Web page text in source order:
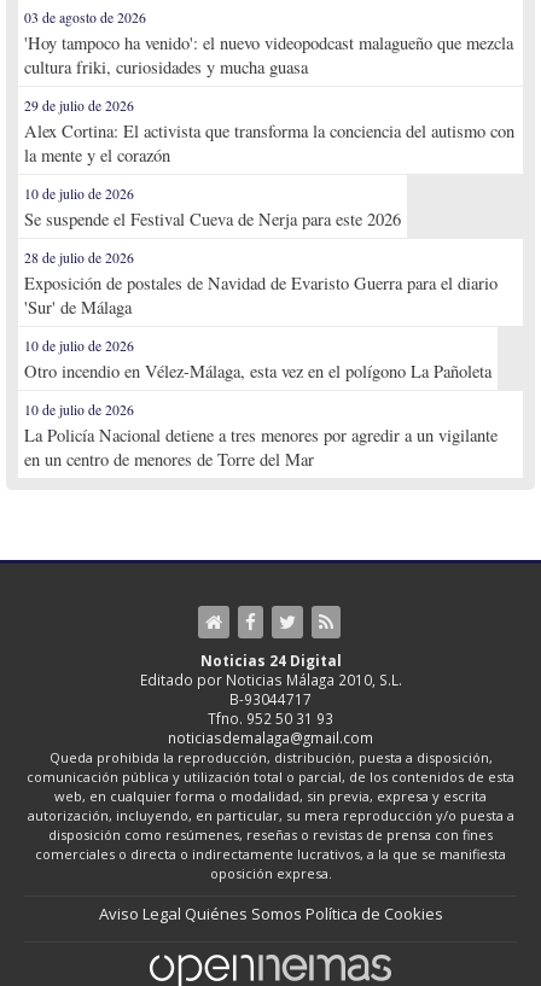
03 de agosto de 2026
'Hoy tampoco ha venido': el nuevo videopodcast malagueño que mezcla
cultura friki, curiosidades y mucha guasa
29 de julio de 2026
Alex Cortina: El activista que transforma la conciencia del autismo con
la mente y el corazón
10 de julio de 2026
Se suspende el Festival Cueva de Nerja para este 2026
28 de julio de 2026
Exposición de postales de Navidad de Evaristo Guerra para el diario
'Sur' de Málaga
10 de julio de 2026
Otro incendio en Vélez-Málaga, esta vez en el polígono La Pañoleta
10 de julio de 2026
La Policía Nacional detiene a tres menores por agredir a un vigilante
en un centro de menores de Torre del Mar
Noticias 24 Digital
Editado por Noticias Málaga 2010, S.L.
B-93044717
Tfno. 952 50 31 93
noticiasdemalaga@gmail.com
Queda prohibida la reproducción, distribución, puesta a disposición,
comunicación pública y utilización total o parcial, de los contenidos de esta
web, en cualquier forma o modalidad, sin previa, expresa y escrita
autorización, incluyendo, en particular, su mera reproducción y/o puesta a
disposición como resúmenes, reseñas o revistas de prensa con fines
comerciales o directa o indirectamente lucrativos, a la que se manifiesta
oposición expresa.
Aviso Legal Quiénes Somos Política de Cookies